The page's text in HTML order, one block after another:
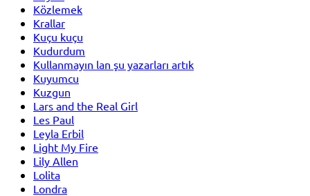
Közlemek
Krallar
Kuçu kuçu
Kudurdum
Kullanmayın lan şu yazarları artık
Kuyumcu
Kuzgun
Lars and the Real Girl
Les Paul
Leyla Erbil
Light My Fire
Lily Allen
Lolita
Londra